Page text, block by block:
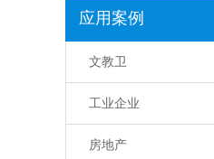
应用案例
文教卫
工业企业
房地产